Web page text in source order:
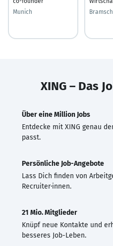
Munich
XING – Das
Über eine Million Jobs
Entdecke mit XING genau
passt.
Persönliche Job-Angebote
Lass Dich finden von
Recruiter·innen.
21 Mio. Mitglieder
Knüpf neue Kontakte und
besseres Job-Leben.